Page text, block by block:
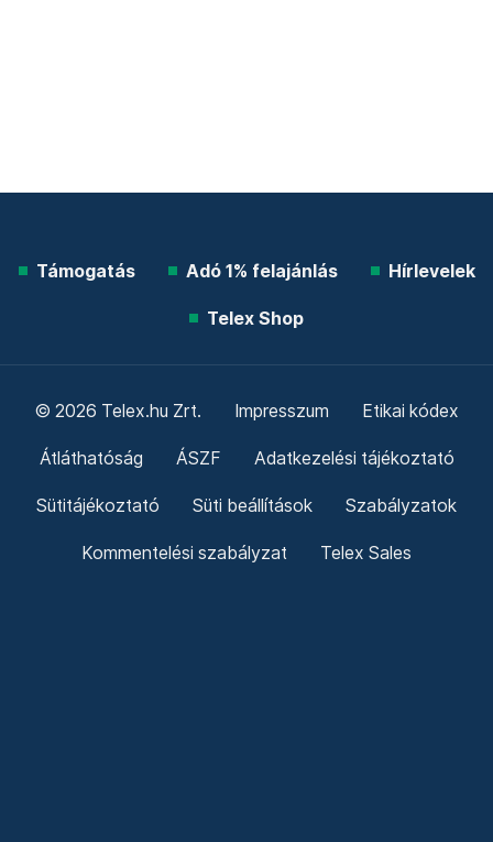
Támogatás Adó 1% felajánlás Hírlevelek
Telex Shop
© 2026 Telex.hu Zrt. Impresszum Etikai kódex
Átláthatóság ÁSZF Adatkezelési tájékoztató
Sütitájékoztató Süti beállítások Szabályzatok
Kommentelési szabályzat Telex Sales